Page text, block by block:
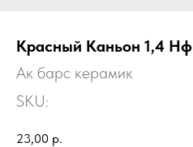
Красный Каньон 1,4 Нф
Ак барс керамик
SKU:
23,00 р.